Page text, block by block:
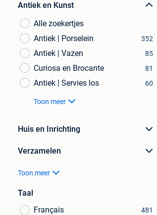
Antiek en Kunst
Alle zoekertjes
Antiek | Porselein
352
Antiek | Vazen 85
Curiosa en Brocante 81
Antiek | Servies los 60
Toon meer
Huis en Inrichting
Verzamelen
Toon meer
Taal
Français
481